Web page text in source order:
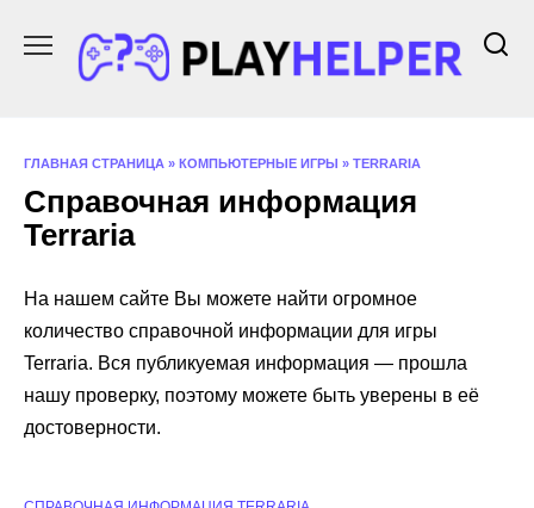
содержанию
ГЛАВНАЯ СТРАНИЦА » КОМПЬЮТЕРНЫЕ ИГРЫ » TERRARIA
Справочная информация
Terraria
На нашем сайте Вы можете найти огромное
количество справочной информации для игры
Terraria. Вся публикуемая информация — прошла
нашу проверку, поэтому можете быть уверены в её
достоверности.